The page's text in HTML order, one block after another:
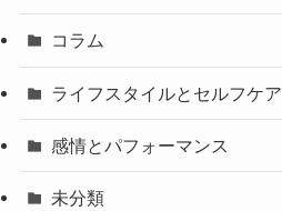
コラム
ライフスタイルとセルフケア
感情とパフォーマンス
未分類